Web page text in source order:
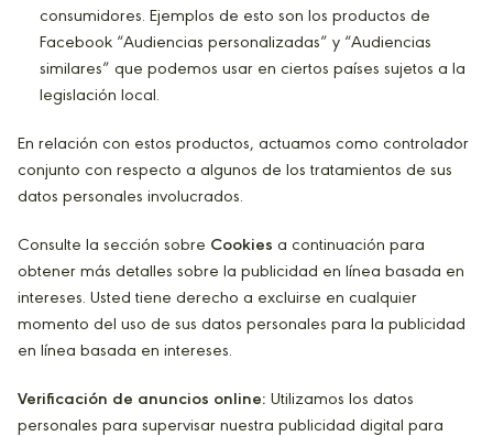
consumidores. Ejemplos de esto son los productos de
Facebook “Audiencias personalizadas” y “Audiencias
similares” que podemos usar en ciertos países sujetos a la
legislación local.
En relación con estos productos, actuamos como controlador
conjunto con respecto a algunos de los tratamientos de sus
datos personales involucrados.
Consulte la sección sobre Cookies a continuación para
obtener más detalles sobre la publicidad en línea basada en
intereses. Usted tiene derecho a excluirse en cualquier
momento del uso de sus datos personales para la publicidad
en línea basada en intereses.
Verificación de anuncios online: Utilizamos los datos
personales para supervisar nuestra publicidad digital para